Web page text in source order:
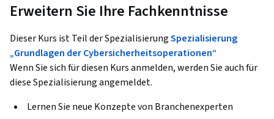
Erweitern Sie Ihre Fachkenntnisse
Dieser Kurs ist Teil der SpezialisierungSpezialisierung
„Grundlagen der Cybersicherheitsoperationen“
Wenn Sie sich für diesen Kurs anmelden, werden Sie auch für
diese Spezialisierung angemeldet.
Lernen Sie neue Konzepte von Branchenexperten